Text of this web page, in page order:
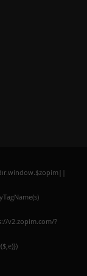
v2.zopim.com/?